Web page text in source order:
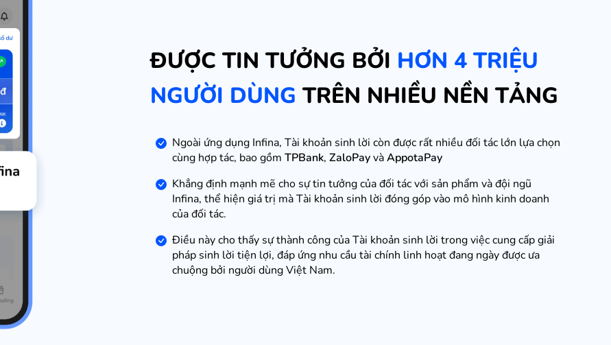
ĐƯỢC TIN TƯỞNG BỞI HƠN 4 TRIỆU
NGƯỜI DÙNG TRÊN NHIỀU NỀN TẢNG
Ngoài ứng dụng Infina, Tài khoản sinh lời còn được rất nhiều đối tác lớn lựa chọn
cùng hợp tác, bao gồm TPBank, ZaloPayvàAppotaPay
Khẳng định mạnh mẽ cho sự tin tưởng của đối tác với sản phẩm và đội ngũ
Infina, thể hiện giá trị mà Tài khoản sinh lời đóng góp vào mô hình kinh doanh
của đối tác.
Điều này cho thấy sự thành công của Tài khoản sinh lời trong việc cung cấp giải
pháp sinh lời tiện lợi, đáp ứng nhu cầu tài chính linh hoạt đang ngày được ưa
chuộng bởi người dùng Việt Nam.